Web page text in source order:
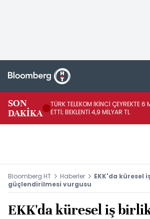
SON
DAKİKA
TÜRK TELEKOM İKİNCİ ÇEYREKTE 6
ETTİ; BEKLENTİ 4,9 MİLYAR TL
Bloomberg HT Haberler
EKK'da küresel
güçlendirilmesi vurgusu
EKK'da küresel iş